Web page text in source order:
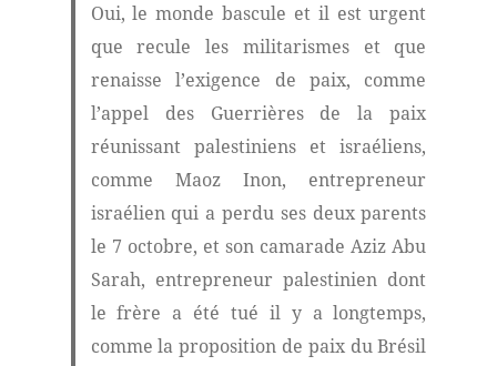
Oui, le monde bascule et il est urgent
que recule les militarismes et que
renaisse l’exigence de paix, comme
l’appel des Guerrières de la paix
réunissant palestiniens et israéliens,
comme Maoz Inon, entrepreneur
israélien qui a perdu ses deux parents
le 7 octobre, et son camarade Aziz Abu
Sarah, entrepreneur palestinien dont
le frère a été tué il y a longtemps,
comme la proposition de paix du Brésil